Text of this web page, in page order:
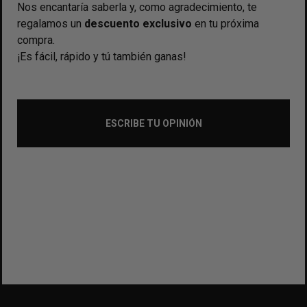
Nos encantaría saberla y, como agradecimiento, te
regalamos un descuento exclusivo en tu próxima
compra.
¡Es fácil, rápido y tú también ganas!
ESCRIBE TU OPINIÓN